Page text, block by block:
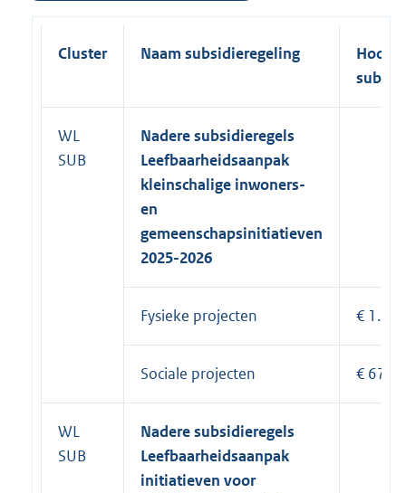
Cluster Naam subsidieregeling
Hoogte
WL
SUB
Nadere subsidieregels
Leefbaarheidsaanpak
kleinschalige inwoners-
en
gemeenschapsinitiatieven
2025-2026
Fysieke projecten €
Sociale projecten €
WL
SUB
Nadere subsidieregels
Leefbaarheidsaanpak
initiatieven voor